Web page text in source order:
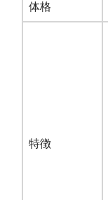
体格
特徴